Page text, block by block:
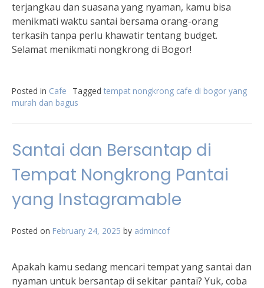
terjangkau dan suasana yang nyaman, kamu bisa
menikmati waktu santai bersama orang-orang
terkasih tanpa perlu khawatir tentang budget.
Selamat menikmati nongkrong di Bogor!
Posted in Cafe Tagged tempat nongkrong cafe di bogor yang
murah dan bagus
Santai dan Bersantap di
Tempat Nongkrong Pantai
yang Instagramable
Posted on February 24, 2025 by admincof
Apakah kamu sedang mencari tempat yang santai dan
nyaman untuk bersantap di sekitar pantai? Yuk, coba